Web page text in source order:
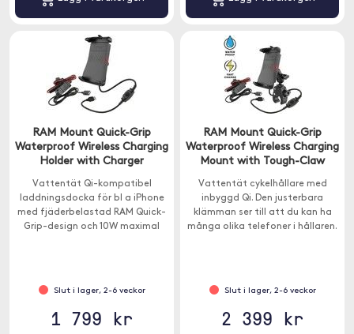
RAM Mount Quick-Grip
Waterproof Wireless Charging
Holder with Charger
Vattentät Qi-kompatibel
laddningsdocka för bl a iPhone
med fjäderbelastad RAM Quick-
Grip-design och 10W maximal
Slut i lager, 2-6 veckor
1 799 kr
RAM Mount Quick-Grip
Waterproof Wireless Charging
Mount with Tough-Claw
Vattentät cykelhållare med
inbyggd Qi. Den justerbara
klämman ser till att du kan ha
många olika telefoner i hållaren.
Slut i lager, 2-6 veckor
2 399 kr